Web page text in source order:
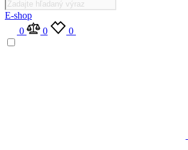
E-shop
0
0 0